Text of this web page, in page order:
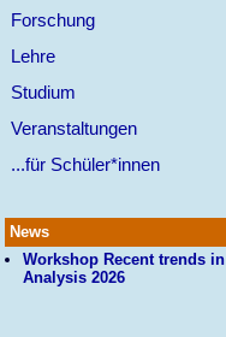
Forschung
Lehre
Studium
Veranstaltungen
...für Schüler*innen
News
Workshop Recent trends in
Analysis 2026